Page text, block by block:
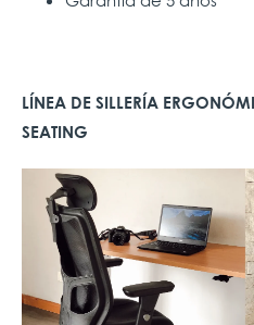
LÍNEA DE SILLERÍA
SEATING